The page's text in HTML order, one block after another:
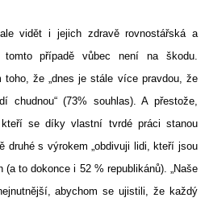
vidět i jejich zdravě rovnostářská a
případě vůbec není na škodu.
toho, že „dnes je stále více pravdou, že
chudnou“ (73% souhlas). A přestože,
kteří se díky vlastní tvrdé práci stanou
druhé s výrokem „obdivuji lidi, kteří jsou
(a to dokonce i 52 % republikánů). „Naše
abychom se ujistili, že každý